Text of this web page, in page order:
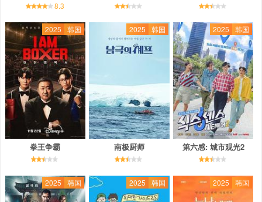
8.3
2025 韩国
拳王争霸
2025 韩国
南极厨师
2025 韩国
第六感: 城市观光2
2025 韩国 2025 韩国 2025 韩国